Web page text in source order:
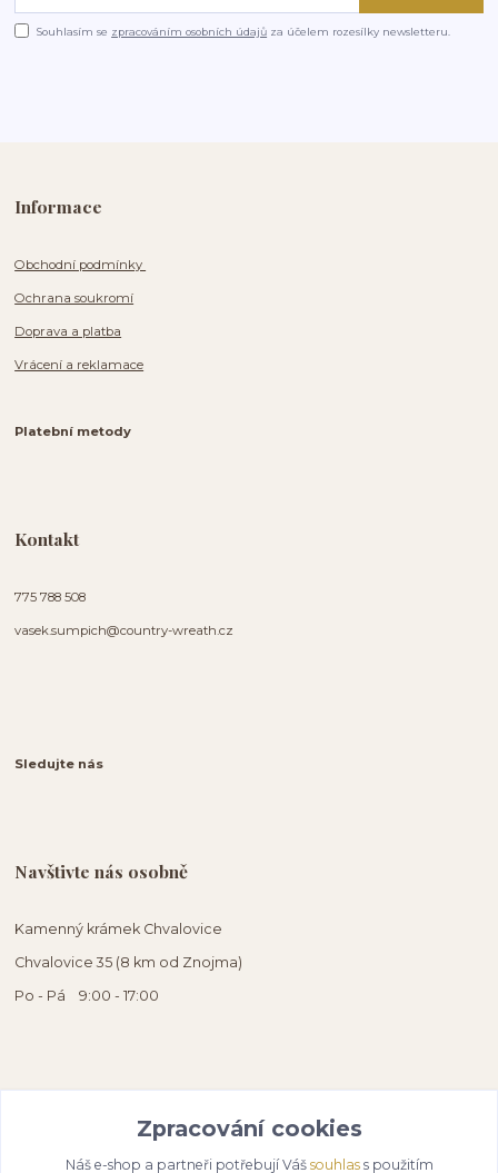
Souhlasím se zpracováním osobních údajů za účelem rozesílky newsletteru.
Informace
Obchodní podmínky
Ochrana soukromí
Doprava a platba
Vrácení a reklamace
Platební metody
Kontakt
775 788 508
vasek.sumpich@country-wreath.cz
Sledujte nás
Navštivte nás osobně
Kamenný krámek Chvalovice
Chvalovice 35 (8 km od Znojma)
Po - Pá 9:00 - 17:00
Zpracování cookies
Náš e-shop a partneři potřebují Váš souhlass použitím